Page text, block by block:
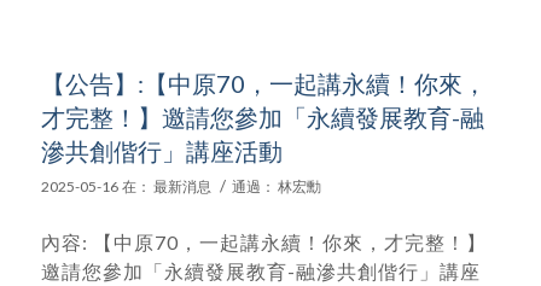
【公告】:【中原70，一起講永續！你來，
才完整！】邀請您參加「永續發展教育-融
滲共創偕行」講座活動
2025-05-16 在： 最新消息 / 通過： 林宏勳
內容: 【中原70，一起講永續！你來，才完整！】
邀請您參加「永續發展教育-融滲共創偕行」講座